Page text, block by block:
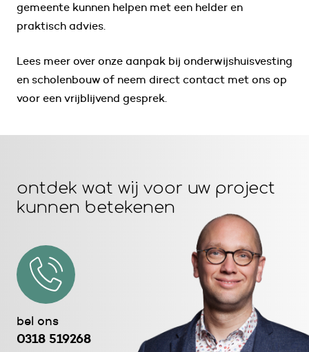
gemeente kunnen helpen met een helder en
praktisch advies.
Lees meer over onze aanpak bij onderwijshuisvesting
en scholenbouw of neem direct contact met ons op
voor een vrijblijvend gesprek.
ontdek wat wij voor uw project
kunnen betekenen
bel ons
0318 519268